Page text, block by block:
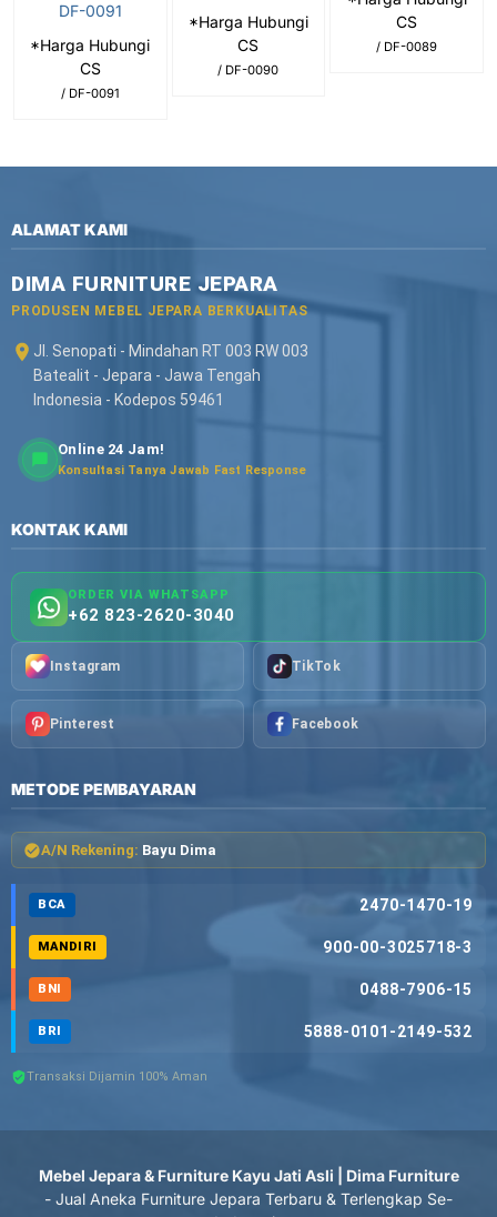
DF-0091
*Harga Hubungi
CS
/ DF-0091
*Harga Hubungi
CS
/ DF-0090
CS
/ DF-0089
ALAMAT KAMI
DIMA FURNITURE JEPARA
PRODUSEN MEBEL JEPARA BERKUALITAS
Jl. Senopati - Mindahan RT 003 RW 003
Batealit - Jepara - Jawa Tengah
Indonesia - Kodepos 59461
Online 24 Jam!
Konsultasi Tanya Jawab Fast Response
KONTAK KAMI
ORDER VIA WHATSAPP
+62 823-2620-3040
Instagram TikTok
Pinterest Facebook
METODE PEMBAYARAN
A/N Rekening: Bayu Dima
BCA 2470-1470-19
MANDIRI 900-00-3025718-3
BNI 0488-7906-15
BRI 5888-0101-2149-532
Transaksi Dijamin 100% Aman
Mebel Jepara & Furniture Kayu Jati Asli | Dima Furniture
- Jual Aneka Furniture Jepara Terbaru & Terlengkap Se-